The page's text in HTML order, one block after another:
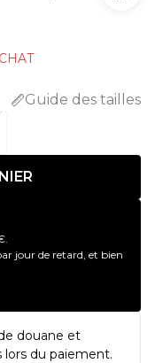
Guide des tailles
jour de retard, et bien
douane et
du paiement.